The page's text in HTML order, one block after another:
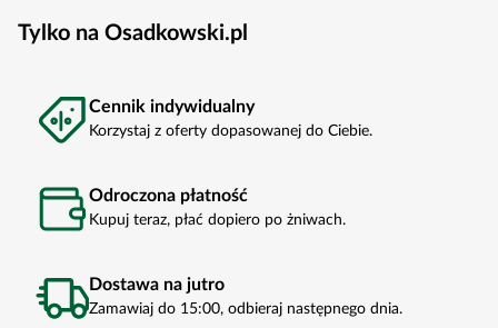
Tylko na Osadkowski.pl
Cennik indywidualny
Korzystaj z oferty dopasowanej do Ciebie.
Odroczona płatność
Kupuj teraz, płać dopiero po żniwach.
Dostawa na jutro
Zamawiaj do 15:00, odbieraj następnego dnia.